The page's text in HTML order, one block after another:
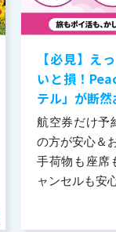
【必見】え
いと損！
テル」が断然
航空券だけ予
の方が安心＆
手荷物も座席
ャンセルも安心